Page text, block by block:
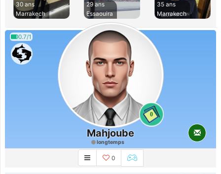
30 ans
Marrakech
29 ans
Essaouira
35 ans
Marrakech
0.7/1
0
Mahjoube
longtemps
0